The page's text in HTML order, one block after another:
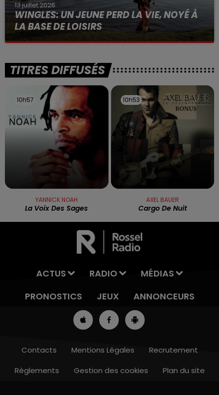
13h00 - 16h00
13 juillet 2026
WINGLES: UN JEUNE PERD LA VIE, NOYÉ À
LA BASE DE LOISIRS
La victime a coulé à pic
TITRES DIFFUSÉS
10h57
10h57
YANNICK NOAH
La Voix Des Sages
10h53
10h53
AXEL BAUER
Cargo De Nuit
ACTUS RADIO
MÉDIAS
PRONOSTICS
JEUX ANNONCEURS
Contacts Mentions Légales
Recrutement
Règlements
Gestion des cookies Plan du site